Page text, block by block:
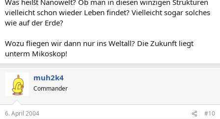
vielleicht schon wieder Leben findet? Vielleicht sogar solches
wie auf der Erde?
Wozu fliegen wir dann nur ins Weltall? Die Zukunft liegt
unterm Mikoskop!
muh2k4
Commander
6. April 2004 #10